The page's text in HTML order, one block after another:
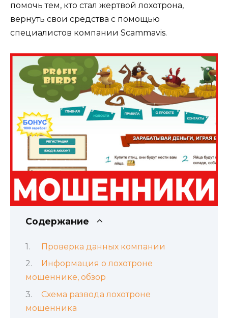
помочь тем, кто стал жертвой лохотрона,
вернуть свои средства с помощью
специалистов компании Scammavis.
Содержание
Проверка данных компании
Информация о лохотроне
мошеннике, обзор
Схема развода лохотроне
мошенника